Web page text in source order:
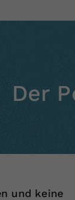
Der
und keine